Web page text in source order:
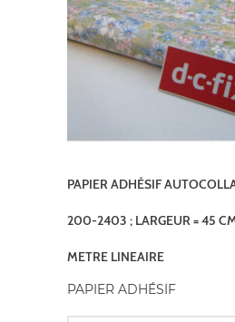
PAPIER ADHÉSIF
200-2403 ; LARGEUR = 45
METRE LINEAIRE
PAPIER ADHÉSIF